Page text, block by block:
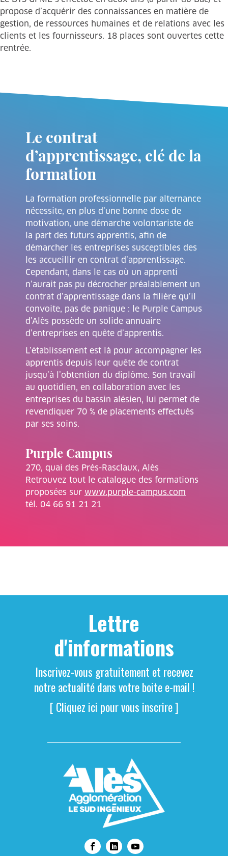
propose d’acquérir des connaissances en matière de
gestion, de ressources humaines et de relations avec les
clients et les fournisseurs. 18 places sont ouvertes cette
rentrée.
Le contrat
d’apprentissage, clé de la
formation
La formation professionnelle par alternance
nécessite, en plus d’une bonne dose de
motivation, une démarche volontariste de
la part des futurs apprentis, afin de
démarcher les entreprises susceptibles des
les accueillir en contrat d’apprentissage.
Cependant, dans le cas où un apprenti
n’aurait pas pu décrocher préalablement un
contrat d’apprentissage dans la filière qu’il
convoite, pas de panique : le Purple Campus
d’Alès possède un solide annuaire
d’entreprises en quête d’apprentis.
L’établissement est là pour accompagner les
apprentis depuis leur quête de contrat
jusqu’à l’obtention du diplôme. Son travail
au quotidien, en collaboration avec les
entreprises du bassin alésien, lui permet de
revendiquer 70 % de placements effectués
par ses soins.
Purple Campus
270, quai des Prés-Rasclaux, Alès
Retrouvez tout le catalogue des formations
proposées sur www.purple-campus.com
tél. 04 66 91 21 21
Lettre
d'informations
Inscrivez-vous gratuitement et recevez
notre actualité dans votre boite e-mail !
[ Cliquez ici pour vous inscrire ]